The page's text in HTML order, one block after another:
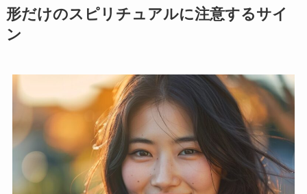
形だけのスピリチュアルに注意するサイ
ン